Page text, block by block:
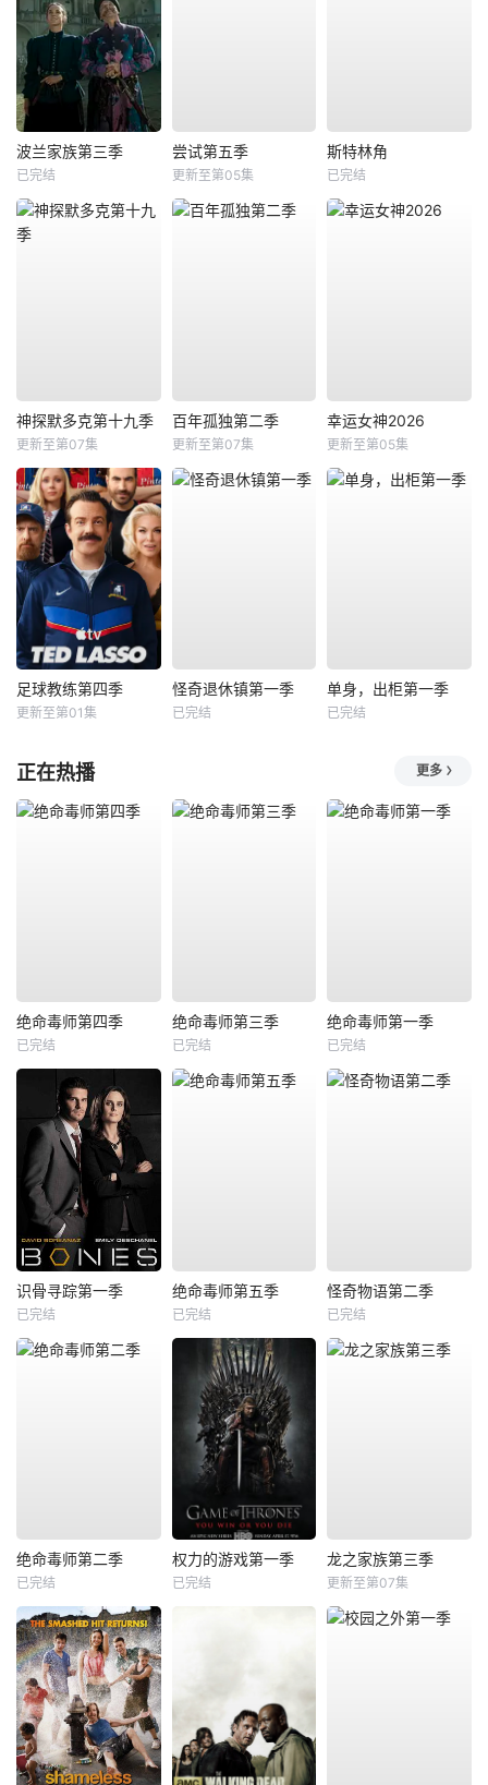
波兰家族第三季
已完结
尝试第五季
更新至第05集
斯特林角
已完结
神探默多克第十九季
更新至第07集
百年孤独第二季
更新至第07集
幸运女神2026
更新至第05集
足球教练第四季
更新至第01集
怪奇退休镇第一季
已完结
单身，出柜第一季
已完结
正在热播 更多
绝命毒师第四季
已完结
绝命毒师第三季
已完结
绝命毒师第一季
已完结
识骨寻踪第一季
已完结
绝命毒师第五季
已完结
怪奇物语第二季
已完结
绝命毒师第二季
已完结
权力的游戏第一季
已完结
龙之家族第三季
更新至第07集